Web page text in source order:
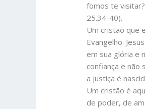
fomos te
25.34-40).
Um cristão que
Evangelho.
em sua glória e
confiança e não
a justiça é
Um cristão é
de poder, de